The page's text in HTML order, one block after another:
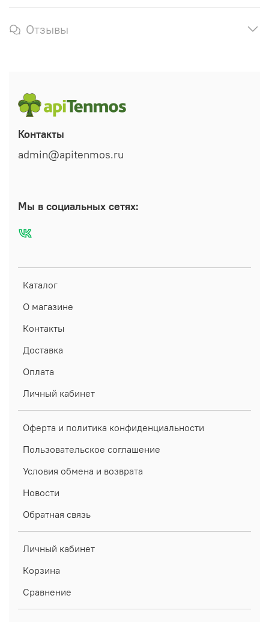
Отзывы
Каталог
О магазине
Контакты
Доставка
Оплата
Личный кабинет
Оферта и политика конфиденциальности
Пользовательское соглашение
Условия обмена и возврата
Новости
Обратная связь
Личный кабинет
Корзина
Сравнение
Контакты
admin@apitenmos.ru
Мы в социальных сетях: